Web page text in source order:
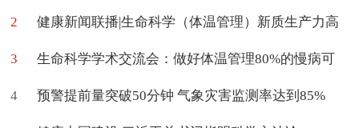
2 健康新闻联播|生命科学（体温管理）新质生产力高
质量学术交流会在京举办
3 生命科学学术交流会：做好体温管理80%的慢病可
促进治愈
4 预警提前量突破50分钟 气象灾害监测率达到85%